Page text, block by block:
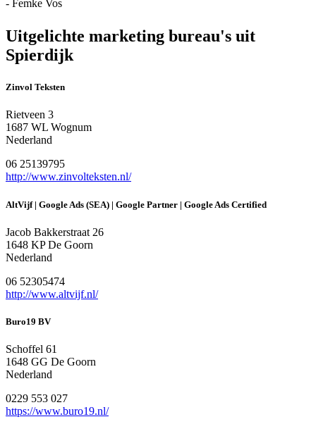
- Femke Vos
Uitgelichte marketing bureau's uit
Spierdijk
Zinvol Teksten
Rietveen 3
1687 WL Wognum
Nederland
06 25139795
http://www.zinvolteksten.nl/
AltVijf | Google Ads (SEA) | Google Partner | Google Ads Certified
Jacob Bakkerstraat 26
1648 KP De Goorn
Nederland
06 52305474
http://www.altvijf.nl/
Buro19 BV
Schoffel 61
1648 GG De Goorn
Nederland
0229 553 027
https://www.buro19.nl/